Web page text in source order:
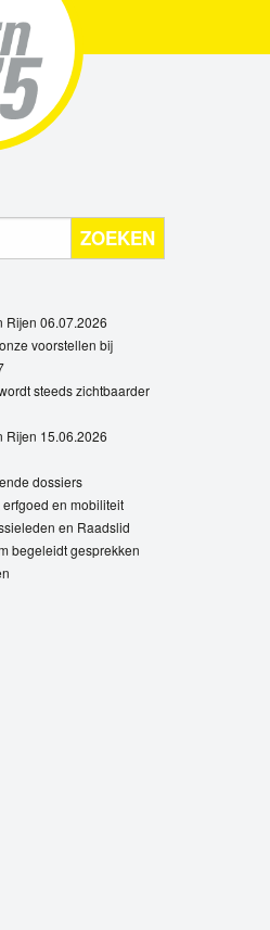
ZOEKEN
Rijen 06.07.2026
voorstellen bij
steeds zichtbaarder
Rijen 15.06.2026
dossiers
erfgoed en mobiliteit
en Raadslid
begeleidt gesprekken